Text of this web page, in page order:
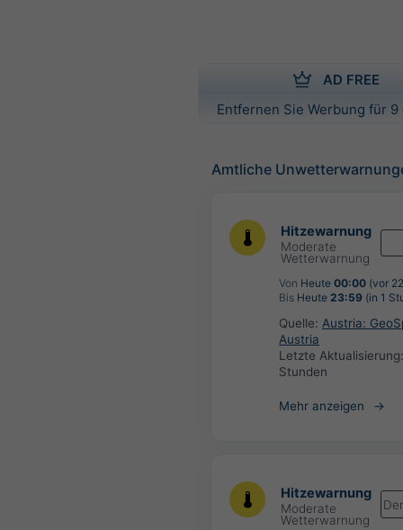
AD FREE
Entfernen Sie Werbung für
Amtliche
Hitzewarnung
Moderate
Wetterwarnung
Von Heute 00:00 (vor
Bis Heute 23:59 (in 1
Quelle: Austria:
Austria
Letzte
Stunden
Mehr anzeigen
Hitzewarnung
Moderate
Wetterwarnung